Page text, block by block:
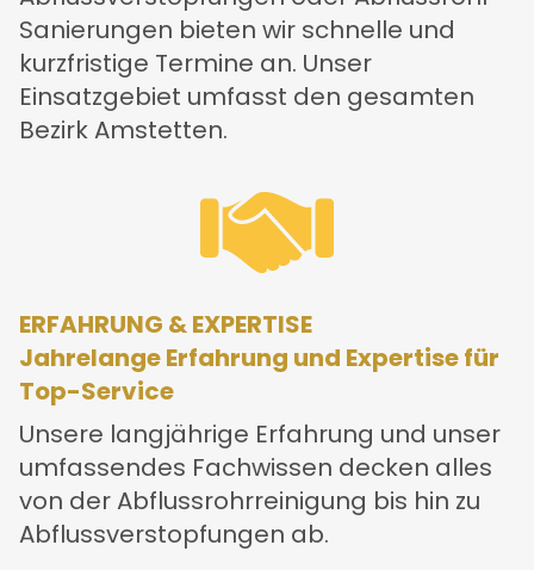
Sanierungen bieten wir schnelle und
kurzfristige Termine an. Unser
Einsatzgebiet umfasst den gesamten
Bezirk Amstetten.
ERFAHRUNG & EXPERTISE
Jahrelange Erfahrung und Expertise für
Top-Service
Unsere langjährige Erfahrung und unser
umfassendes Fachwissen decken alles
von der Abflussrohrreinigung bis hin zu
Abflussverstopfungen ab.